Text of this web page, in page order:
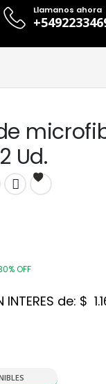
Llamanos ahora
Ud.
OFF
de: $